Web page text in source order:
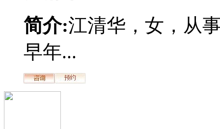
简介:江清华，女，从
早年...